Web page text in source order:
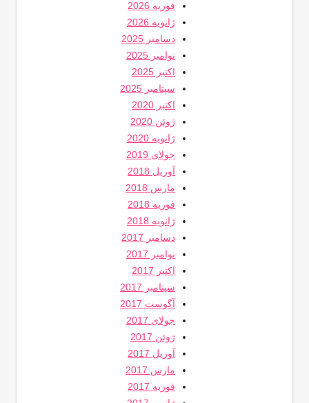
فوریه 2026
ژانویه 2026
دسامبر 2025
نوامبر 2025
اکتبر 2025
سپتامبر 2025
اکتبر 2020
ژوئن 2020
ژانویه 2020
جولای 2019
آوریل 2018
مارس 2018
فوریه 2018
ژانویه 2018
دسامبر 2017
نوامبر 2017
اکتبر 2017
سپتامبر 2017
آگوست 2017
جولای 2017
ژوئن 2017
آوریل 2017
مارس 2017
فوریه 2017